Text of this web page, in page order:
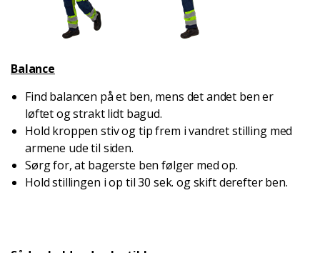
Balance
Find balancen på et ben, mens det andet ben er
løftet og strakt lidt bagud.
Hold kroppen stiv og tip frem i vandret stilling med
armene ude til siden.
Sørg for, at bagerste ben følger med op.
Hold stillingen i op til 30 sek. og skift derefter ben.